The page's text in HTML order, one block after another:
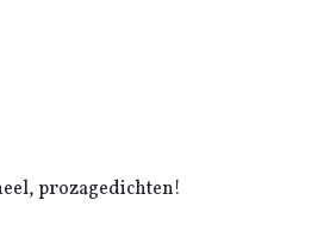
prozagedichten!